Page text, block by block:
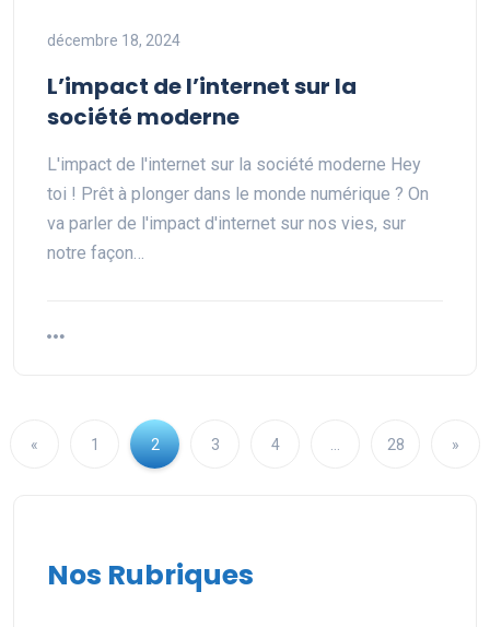
décembre 18, 2024
L’impact de l’internet sur la
société moderne
L'impact de l'internet sur la société moderne Hey
toi ! Prêt à plonger dans le monde numérique ? On
va parler de l'impact d'internet sur nos vies, sur
notre façon…
« 1 2 3 4 28 »
Nos Rubriques